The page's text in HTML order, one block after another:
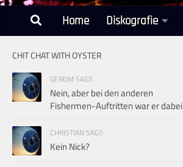
Home Diskografie
CHIT CHAT WITH OYSTER
GERDM SAGT:
Nein, aber bei den anderen
Fishermen-Auftritten war er dabei
CHRISTIAN SAGT:
Kein Nick?